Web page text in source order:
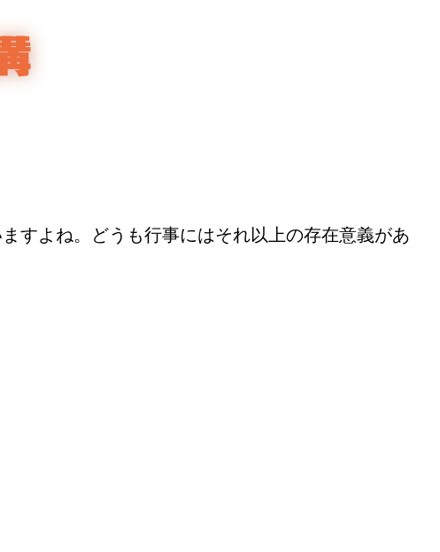
すよね。どうも行事にはそれ以上の存在意義があ